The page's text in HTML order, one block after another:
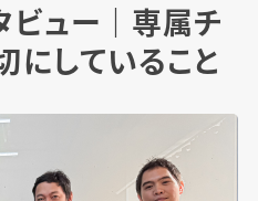
ビュー｜専属チ
にしていること